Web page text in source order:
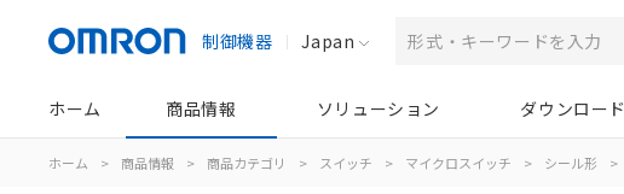
制御機器 Japan
ホーム 商品情報 ソリューション ダウンロード
ホーム > 商品情報 > 商品カテゴリ > スイッチ > マイクロスイッチ > シール形 >